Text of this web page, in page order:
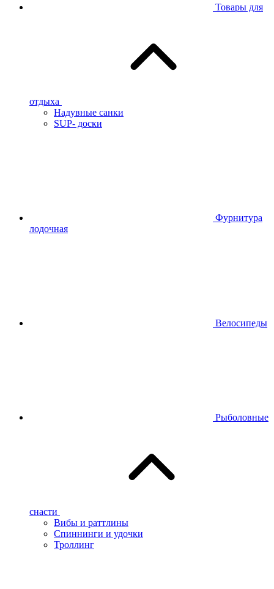
Товары для
отдыха
Надувные санки
SUP- доски
Фурнитура
лодочная
Велосипеды
Рыболовные
снасти
Вибы и раттлины
Спиннинги и удочки
Троллинг